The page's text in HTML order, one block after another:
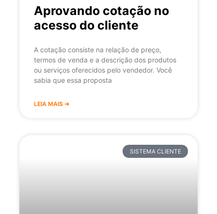
Aprovando cotação no
acesso do cliente
A cotação consiste na relação de preço,
termos de venda e a descrição dos produtos
ou serviços oferecidos pelo vendedor. Você
sabia que essa proposta
LEIA MAIS ➔
SISTEMA CLIENTE